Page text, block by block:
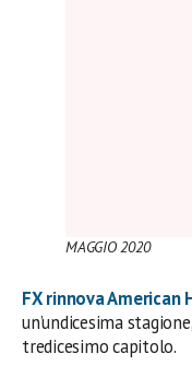
MAGGIO2020
FXrinnovaAmerican
un’undicesima
tredicesimo capitolo.